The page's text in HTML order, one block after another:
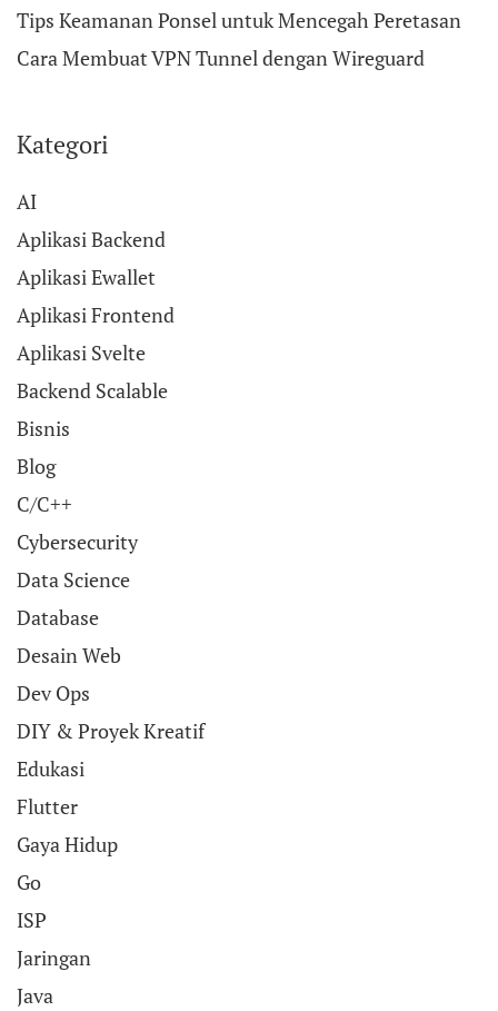
Tips Keamanan Ponsel untuk Mencegah Peretasan
Cara Membuat VPN Tunnel dengan Wireguard
Kategori
AI
Aplikasi Backend
Aplikasi Ewallet
Aplikasi Frontend
Aplikasi Svelte
Backend Scalable
Bisnis
Blog
C/C++
Cybersecurity
Data Science
Database
Desain Web
Dev Ops
DIY & Proyek Kreatif
Edukasi
Flutter
Gaya Hidup
Go
ISP
Jaringan
Java